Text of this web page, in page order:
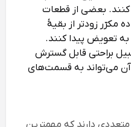
کنند. بعضی از قطعات
مکرّر زودتر از بقیۀ
تعویض پیدا کنند.
براحتی قابل گسترش
می‌تواند به قسمت‌های
دارند که مهمترین‌